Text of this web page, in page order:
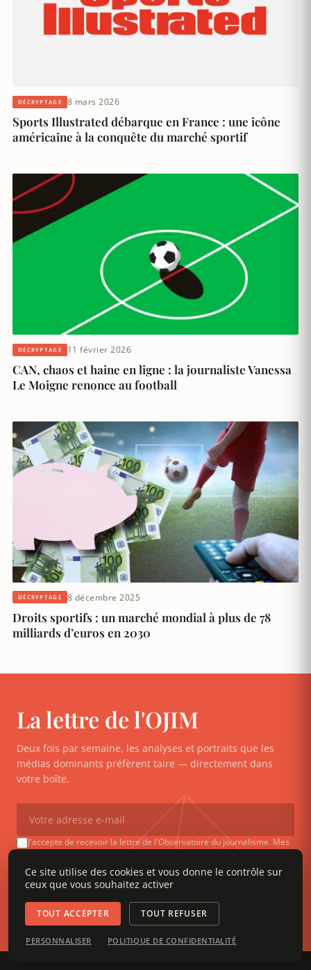
DÉCRYPTAGE 8 mars 2026
Sports Illustrated débarque en France : une icône
américaine à la conquête du marché sportif
DÉCRYPTAGE 11 février 2026
CAN, chaos et haine en ligne : la journaliste Vanessa
Le Moigne renonce au football
DÉCRYPTAGE 8 décembre 2025
Droits sportifs : un marché mondial à plus de 78
milliards d’euros en 2030
La lettre de l'OJIM
Deux fois par semaine, les analyses et portraits que les
médias dominants préfèrent taire — directement dans
votre boîte.
J'accepte de recevoir la lettre de l'Observatoire du journalisme. Mes
désinscrire à tout moment via le lien présent dans chaque e-mail.
S'ABONNER
Ce site utilise des cookies et vous donne le contrôle sur
ceux que vous souhaitez activer
TOUT ACCEPTER TOUT REFUSER
PERSONNALISER POLITIQUE DE CONFIDENTIALITÉ